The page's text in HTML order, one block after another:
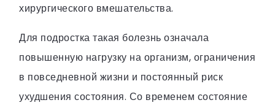
хирургического вмешательства.
Для подростка такая болезнь означала
повышенную нагрузку на организм, ограничения
в повседневной жизни и постоянный риск
ухудшения состояния. Со временем состояние